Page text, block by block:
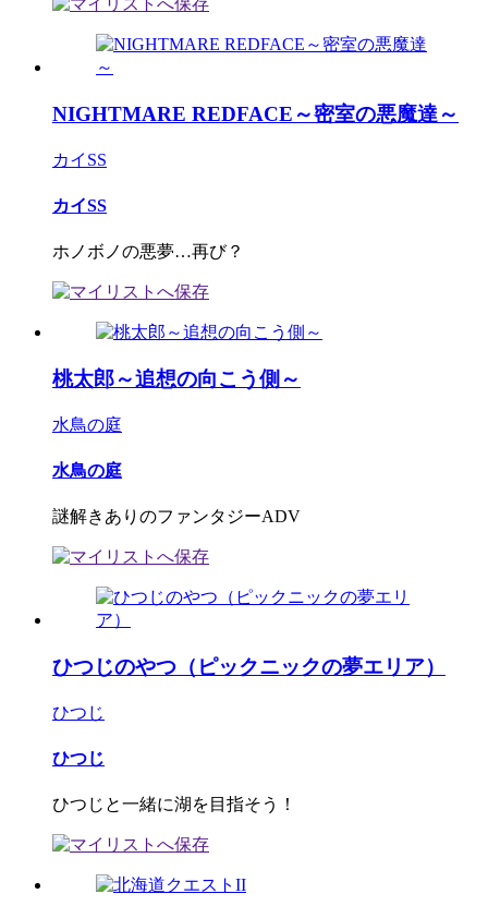
NIGHTMARE REDFACE～密室の悪魔達～
カイSS
カイSS
ホノボノの悪夢…再び？
桃太郎～追想の向こう側～
水鳥の庭
水鳥の庭
謎解きありのファンタジーADV
ひつじのやつ（ピックニックの夢エリア）
ひつじ
ひつじ
ひつじと一緒に湖を目指そう！